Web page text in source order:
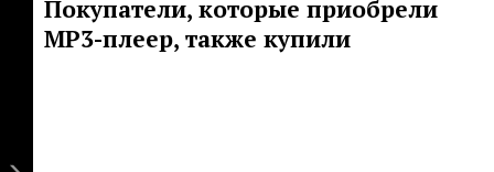
Покупатели, которые приобрели
MP3-плеер, также купили